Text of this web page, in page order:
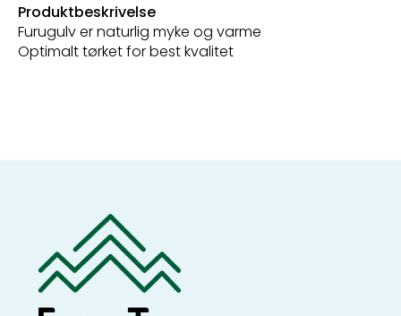
Produktbeskrivelse
Furugulv er naturlig myke og varme
Optimalt tørket for best kvalitet